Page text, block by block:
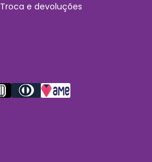
Troca e devoluções